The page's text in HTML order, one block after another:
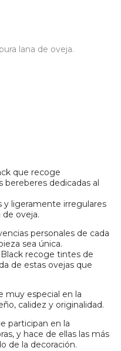
lana de oveja.
que recoge
dedicadas al
y ligeramente irregulares
oveja.
personales de cada
sea única.
recoge tintes de
de estas ovejas que
muy especial en la
calidez y originalidad.
participan en la
y hace de ellas las más
de la decoración.